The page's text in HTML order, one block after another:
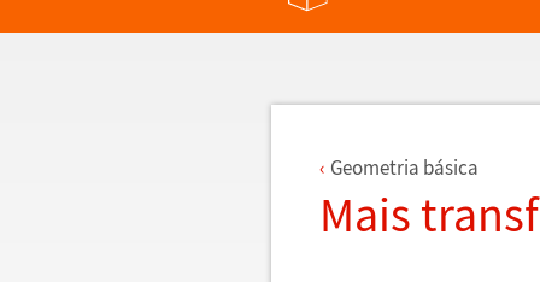
Geometria básica
Mais